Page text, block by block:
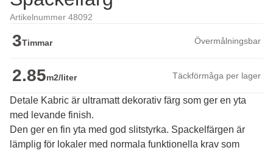
Artikelnummer 48092
3Timmar Övermålningsbar
2.85m2/liter Täckförmåga per lager
Detale Kabric är ultramatt dekorativ färg som ger en yta
med levande finish.
Den ger en fin yta med god slitstyrka. Spackelfärgen är
lämplig för lokaler med normala funktionella krav som